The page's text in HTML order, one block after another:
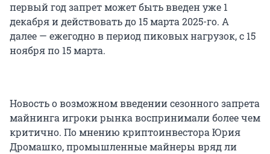
первый год запрет может быть введен уже 1
декабря и действовать до 15 марта 2025-го. А
далее — ежегодно в период пиковых нагрузок, с 15
ноября по 15 марта.
Новость о возможном введении сезонного запрета
майнинга игроки рынка воспринимали более чем
критично. По мнению криптоинвестора Юрия
Дромашко, промышленные майнеры вряд ли